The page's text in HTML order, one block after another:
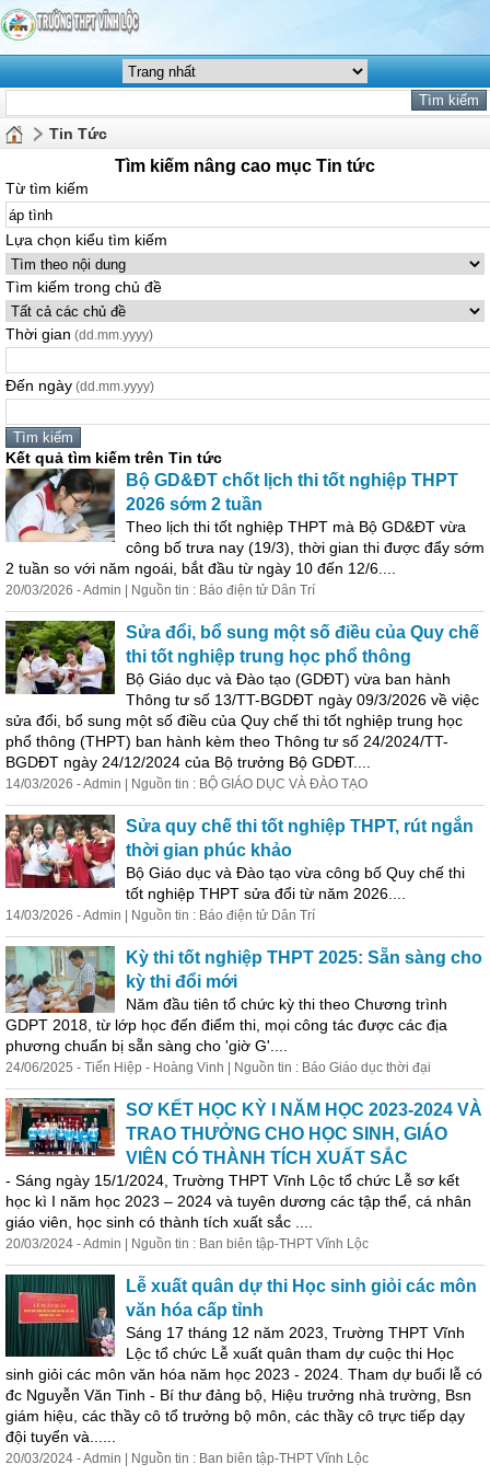
Tin Tức
Tìm kiếm nâng cao mục Tin tức
Từ tìm kiếm
Lựa chọn kiểu tìm kiếm
Tìm kiếm trong chủ đề
Thời gian (dd.mm.yyyy)
Đến ngày (dd.mm.yyyy)
Kết quả tìm kiếm trên Tin tức
Bộ GD&ĐT chốt lịch thi tốt nghiệp THPT
2026 sớm 2 tuần
Theo lịch thi tốt nghiệp THPT mà Bộ GD&ĐT vừa
công bố trưa nay (19/3), thời gian thi được đẩy sớm
2 tuần so với năm ngoái, bắt đầu từ ngày 10 đến 12/6....
20/03/2026 - Admin | Nguồn tin : Báo điện tử Dân Trí
Sửa đổi, bổ sung một số điều của Quy chế
thi tốt nghiệp trung học phổ thông
Bộ Giáo dục và Đào tạo (GDĐT) vừa ban hành
Thông tư số 13/TT-BGDĐT ngày 09/3/2026 về việc
sửa đổi, bổ sung một số điều của Quy chế thi tốt nghiệp trung học
phổ thông (THPT) ban hành kèm theo Thông tư số 24/2024/TT-
BGDĐT ngày 24/12/2024 của Bộ trưởng Bộ GDĐT....
14/03/2026 - Admin | Nguồn tin : BỘ GIÁO DỤC VÀ ĐÀO TẠO
Sửa quy chế thi tốt nghiệp THPT, rút ngắn
thời gian phúc khảo
Bộ Giáo dục và Đào tạo vừa công bố Quy chế thi
tốt nghiệp THPT sửa đổi từ năm 2026....
14/03/2026 - Admin | Nguồn tin : Báo điện tử Dân Trí
Kỳ thi tốt nghiệp THPT 2025: Sẵn sàng cho
kỳ thi đổi mới
Năm đầu tiên tổ chức kỳ thi theo Chương trình
GDPT 2018, từ lớp học đến điểm thi, mọi công tác được các địa
phương chuẩn bị sẵn sàng cho 'giờ G'....
24/06/2025 - Tiến Hiệp - Hoàng Vinh | Nguồn tin : Báo Giáo dục thời đại
SƠ KẾT HỌC KỲ I NĂM HỌC 2023-2024 VÀ
TRAO THƯỞNG CHO HỌC SINH, GIÁO
VIÊN CÓ THÀNH TÍCH XUẤT SẮC
- Sáng ngày 15/1/2024, Trường THPT Vĩnh Lộc tổ chức Lễ sơ kết
học kì I năm học 2023 – 2024 và tuyên dương các tập thể, cá nhân
giáo viên, học sinh có thành tích xuất sắc ....
20/03/2024 - Admin | Nguồn tin : Ban biên tập-THPT Vĩnh Lộc
Lễ xuất quân dự thi Học sinh giỏi các môn
văn hóa cấp tỉnh
Sáng 17 tháng 12 năm 2023, Trường THPT Vĩnh
Lộc tổ chức Lễ xuất quân tham dự cuộc thi Học
sinh giỏi các môn văn hóa năm học 2023 - 2024. Tham dự buổi lễ có
đc Nguyễn Văn Tinh - Bí thư đảng bộ, Hiệu trưởng nhà trường, Bsn
giám hiệu, các thầy cô tổ trưởng bộ môn, các thầy cô trực tiếp dạy
đội tuyển và......
20/03/2024 - Admin | Nguồn tin : Ban biên tập-THPT Vĩnh Lộc